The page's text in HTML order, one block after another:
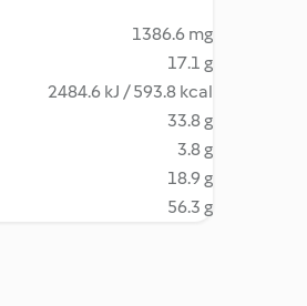
1386.6 mg
17.1 g
2484.6 kJ / 593.8 kcal
33.8 g
3.8 g
18.9 g
56.3 g